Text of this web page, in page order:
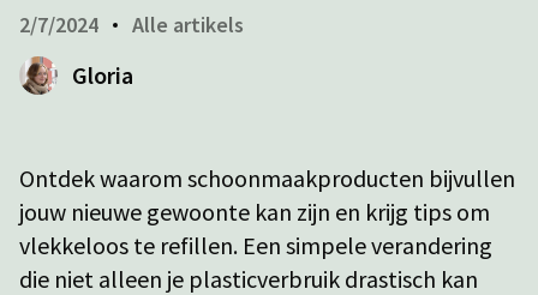
Gloria
2/7/2024 Alle artikels
Ontdek waarom schoonmaakproducten bijvullen
jouw nieuwe gewoonte kan zijn en krijg tips om
vlekkeloos te refillen. Een simpele verandering
die niet alleen je plasticverbruik drastisch kan